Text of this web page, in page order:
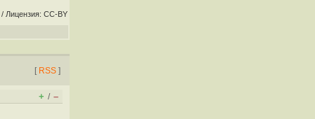
/ Лицензия: CC-BY
[ RSS ]
+ / –